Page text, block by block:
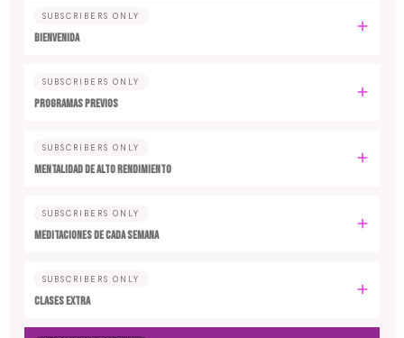
SUBSCRIBERS ONLY
BIENVENIDA
SUBSCRIBERS ONLY
PROGRAMAS PREVIOS
SUBSCRIBERS ONLY
MENTALIDAD DE ALTO RENDIMIENTO
SUBSCRIBERS ONLY
MEDITACIONES DE CADA SEMANA
SUBSCRIBERS ONLY
CLASES EXTRA